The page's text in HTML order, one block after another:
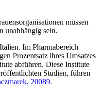
müssen
unabhängig sein.
Im Pharmabereich
Prozentsatz ihres Umsatzes
abführen. Diese Institute
Studien, führen
20089.